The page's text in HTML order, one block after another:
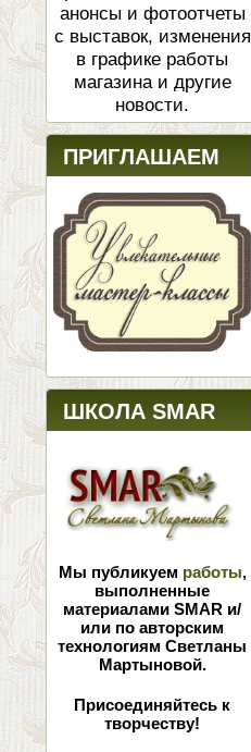
анонсы и фотоотчеты
с выставок, изменения
в графике работы
магазина и другие
новости.
ПРИГЛАШАЕМ
ШКОЛА SMAR
Мы публикуем работы,
выполненные
материалами SMAR и/
или по авторским
технологиям Светланы
Мартыновой.
Присоединяйтесь к
творчеству!